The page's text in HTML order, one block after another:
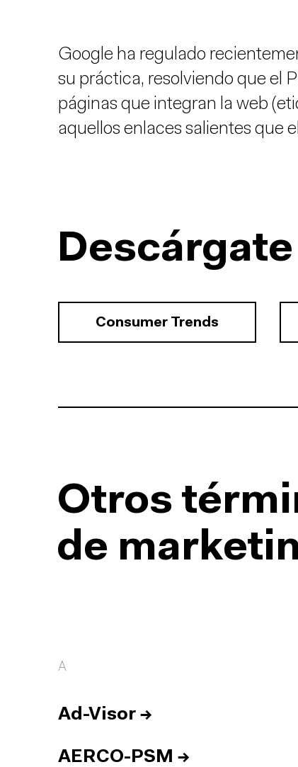
Google ha regulado
su práctica, resolviendo que el
páginas que integran la web
aquellos enlaces salientes que el
Consumer Trends
Otros
de
A
Ad-Visor →
AERCO-PSM →